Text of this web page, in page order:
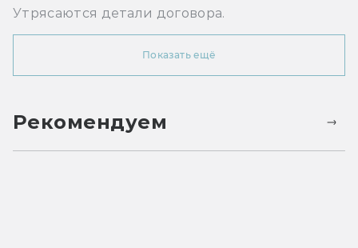
Утрясаются детали договора.
Показать ещё
Рекомендуем